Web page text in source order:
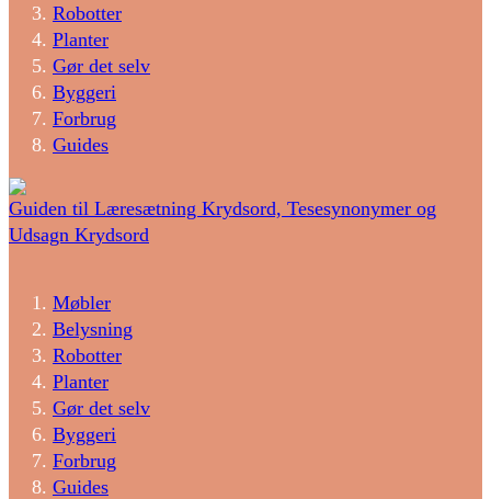
Robotter
Planter
Gør det selv
Byggeri
Forbrug
Guides
Guiden til Læresætning Krydsord, Tesesynonymer og
Udsagn Krydsord
Møbler
Belysning
Robotter
Planter
Gør det selv
Byggeri
Forbrug
Guides